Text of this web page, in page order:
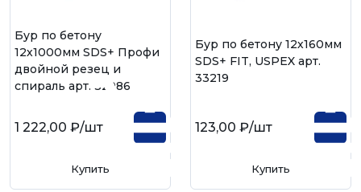
Бур по бетону
12х1000мм SDS+ Профи
двойной резец и
спираль арт. 32986
1 222,00 ₽/шт
Купить
Бур по бетону 12х160мм
SDS+ FIT, USPEX арт.
33219
123,00 ₽/шт
Купить